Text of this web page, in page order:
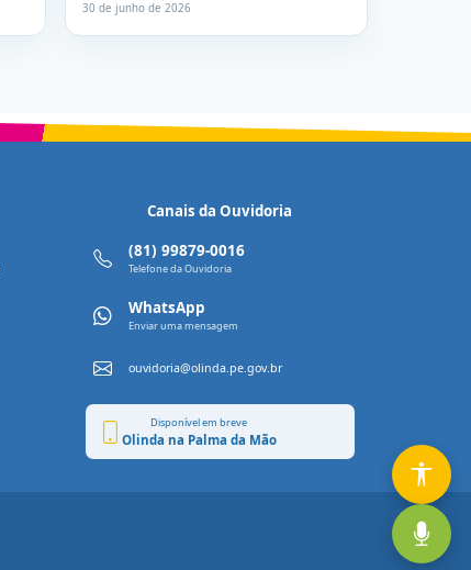
30 de junho de 2026
Canais da Ouvidoria
(81) 99879-0016
Telefone da Ouvidoria
WhatsApp
Enviar uma mensagem
ouvidoria@olinda.pe.gov.br
Disponível em breve
Olinda na Palma da Mão